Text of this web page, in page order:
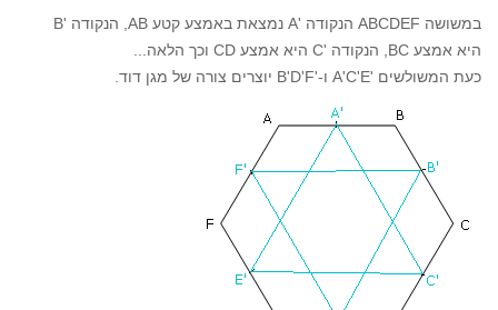
במשושה ABCDEF הנקודה 'A נמצאת באמצע קטע AB, הנקודה 'B
היא אמצע BC, הנקודה 'C היא אמצע CD וכך הלאה...
כעת המשולשים 'A'C'E ו-'B'D'F יוצרים צורה של מגן דוד.